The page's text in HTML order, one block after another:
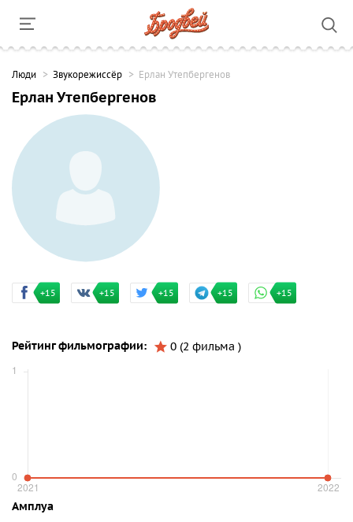
Люди Звукорежиссёр Ерлан Утепбергенов
Ерлан Утепбергенов
+15 +15 +15 +15 +15
Рейтинг фильмографии: 0 (2 фильма )
Амплуа